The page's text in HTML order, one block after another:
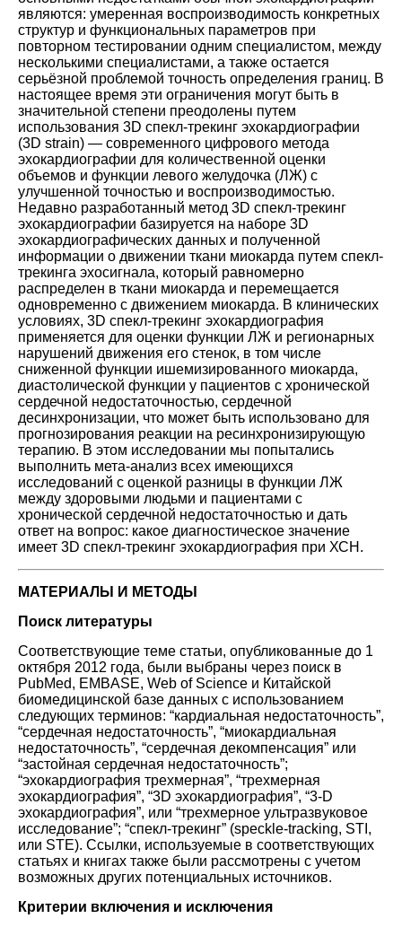
являются: умеренная воспроизводимость конкретных
структур и функциональных параметров при
повторном тестировании одним специалистом, между
несколькими специалистами, а также остается
серьёзной проблемой точность определения границ. В
настоящее время эти ограничения могут быть в
значительной степени преодолены путем
использования 3D спекл-трекинг эхокардиографии
(3D strain) ― современного цифрового метода
эхокардиографии для количественной оценки
объемов и функции левого желудочка (ЛЖ) с
улучшенной точностью и воспроизводимостью.
Недавно разработанный метод 3D спекл-трекинг
эхокардиографии базируется на наборе 3D
эхокардиографических данных и полученной
информации о движении ткани миокарда путем спекл-
трекинга эхосигнала, который равномерно
распределен в ткани миокарда и перемещается
одновременно с движением миокарда. В клинических
условиях, 3D спекл-трекинг эхокардиография
применяется для оценки функции ЛЖ и регионарных
нарушений движения его стенок, в том числе
сниженной функции ишемизированного миокарда,
диастолической функции у пациентов с хронической
сердечной недостаточностью, сердечной
десинхронизации, что может быть использовано для
прогнозирования реакции на ресинхронизирующую
терапию. В этом исследовании мы попытались
выполнить мета-анализ всех имеющихся
исследований с оценкой разницы в функции ЛЖ
между здоровыми людьми и пациентами с
хронической сердечной недостаточностью и дать
ответ на вопрос: какое диагностическое значение
имеет 3D спекл-трекинг эхокардиография при ХСН.
МАТЕРИАЛЫ И МЕТОДЫ
Поиск литературы
Соответствующие теме статьи, опубликованные до 1
октября 2012 года, были выбраны через поиск в
PubMed, EMBASE, Web of Science и Китайской
биомедицинской базе данных с использованием
следующих терминов: “кардиальная недостаточность”,
“сердечная недостаточность”, “миокардиальная
недостаточность”, “сердечная декомпенсация” или
“застойная сердечная недостаточность”;
“эхокардиография трехмерная”, “трехмерная
эхокардиография”, “3D эхокардиография”, “3-D
эхокардиография”, или “трехмерное ультразвуковое
исследование”; “спекл-трекинг” (speckle-tracking, STI,
или STE). Ссылки, используемые в соответствующих
статьях и книгах также были рассмотрены с учетом
возможных других потенциальных источников.
Критерии включения и исключения